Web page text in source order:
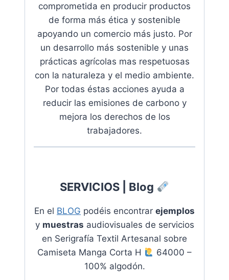
comprometida en producir productos
de forma más ética y sostenible
apoyando un comercio más justo. Por
un desarrollo más sostenible y unas
prácticas agrícolas mas respetuosas
con la naturaleza y el medio ambiente.
Por todas éstas acciones ayuda a
reducir las emisiones de carbono y
mejora los derechos de los
trabajadores.
SERVICIOS | Blog
En el BLOG podéis encontrar ejemplos
y muestras audiovisuales de servicios
en Serigrafía Textil Artesanal sobre
Camiseta Manga Corta H
64000 –
100% algodón.